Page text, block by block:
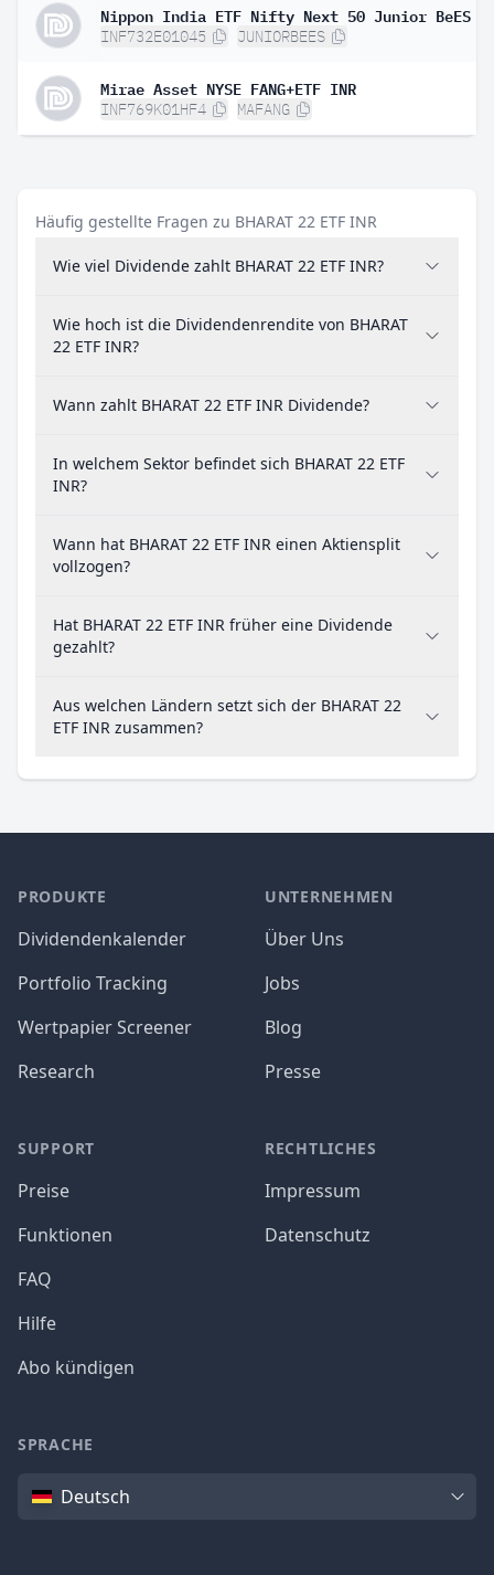
Nippon India ETF Nifty Next 50 Junior BeES
INF732E01045 JUNIORBEES
Mirae Asset NYSE FANG+ETF INR
INF769K01HF4 MAFANG
Häufig gestellte Fragen zu BHARAT 22 ETF INR
Wie viel Dividende zahlt BHARAT 22 ETF INR?
Wie hoch ist die Dividendenrendite von BHARAT
22 ETF INR?
Wann zahlt BHARAT 22 ETF INR Dividende?
In welchem Sektor befindet sich BHARAT 22 ETF
INR?
Wann hat BHARAT 22 ETF INR einen Aktiensplit
vollzogen?
Hat BHARAT 22 ETF INR früher eine Dividende
gezahlt?
Aus welchen Ländern setzt sich der BHARAT 22
ETF INR zusammen?
PRODUKTE
Dividendenkalender
Portfolio Tracking
Wertpapier Screener
Research
SUPPORT
Preise
Funktionen
FAQ
Hilfe
Abo kündigen
UNTERNEHMEN
Über Uns
Jobs
Blog
Presse
RECHTLICHES
Impressum
Datenschutz
SPRACHE
SpracheDeutsch